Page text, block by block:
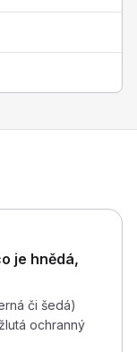
je hnědá,
či šedá)
ochranný